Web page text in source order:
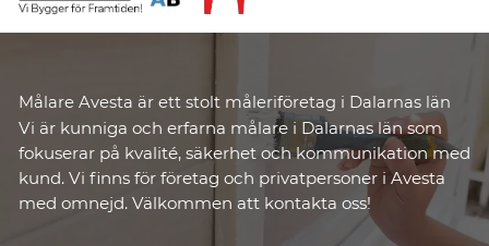
Målare Avesta är ett stolt måleriföretag i Dalarnas län
Vi är kunniga och erfarna målare i Dalarnas län som
fokuserar på kvalité, säkerhet och kommunikation med
kund. Vi finns för företag och privatpersoner i Avesta
med omnejd. Välkommen att kontakta oss!